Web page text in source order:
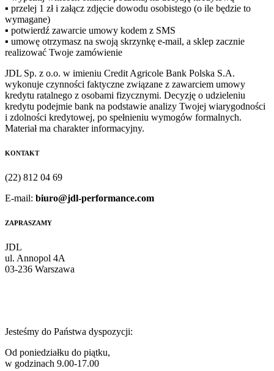
▪ przelej 1 zł i załącz zdjęcie dowodu osobistego (o ile będzie to
wymagane)
▪ potwierdź zawarcie umowy kodem z SMS
▪ umowę otrzymasz na swoją skrzynkę e-mail, a sklep zacznie
realizować Twoje zamówienie
JDL Sp. z o.o. w imieniu Credit Agricole Bank Polska S.A.
wykonuje czynności faktyczne związane z zawarciem umowy
kredytu ratalnego z osobami fizycznymi. Decyzję o udzieleniu
kredytu podejmie bank na podstawie analizy Twojej wiarygodności
i zdolności kredytowej, po spełnieniu wymogów formalnych.
Materiał ma charakter informacyjny.
KONTAKT
(22) 812 04 69
E-mail: biuro@jdl-performance.com
ZAPRASZAMY
JDL
ul. Annopol 4A
03-236 Warszawa
Jesteśmy do Państwa dyspozycji:
Od poniedziałku do piątku,
w godzinach 9.00-17.00